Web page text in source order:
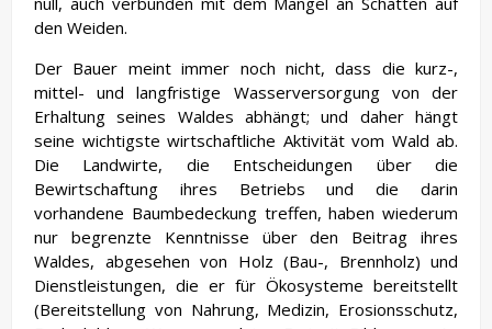
den Weiden.
Der Bauer meint immer noch nicht, dass die kurz-,
mittel- und langfristige Wasserversorgung von der
Erhaltung seines Waldes abhängt; und daher hängt
seine wichtigste wirtschaftliche Aktivität vom Wald ab.
Die Landwirte, die Entscheidungen über die
Bewirtschaftung ihres Betriebs und die darin
vorhandene Baumbedeckung treffen, haben wiederum
nur begrenzte Kenntnisse über den Beitrag ihres
Waldes, abgesehen von Holz (Bau-, Brennholz) und
Dienstleistungen, die er für Ökosysteme bereitstellt
(Bereitstellung von Nahrung, Medizin, Erosionsschutz,